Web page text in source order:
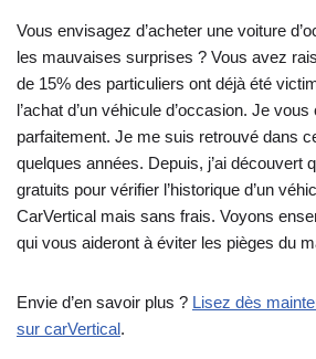
Vous envisagez d’acheter une voiture
les mauvaises surprises ? Vous avez
de 15% des particuliers ont déjà été
l’achat d’un véhicule d’occasion. Je
parfaitement. Je me suis retrouvé dans
quelques années. Depuis, j’ai découvert
gratuits pour vérifier l’historique d’un
CarVertical mais sans frais. Voyons
qui vous aideront à éviter les pièges du
Envie d’en savoir plus ? Lisez dès
sur carVertical.